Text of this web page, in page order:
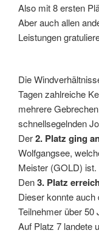
Also mit 8 ersten
Aber auch allen
Leistungen
Die
Tagen zahlreiche
mehrere
schnellsegelnden
Der2. Platz ging
Wolfgangsee,
Meister (GOLD) ist.
Den3. Platz
Dieser konnte
Teilnehmer über 50
Auf Platz 7 landete